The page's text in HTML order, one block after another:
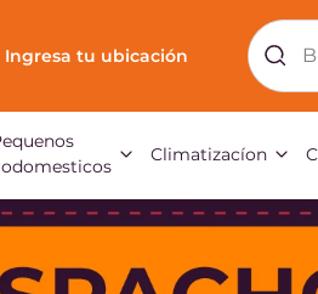
Ingresa tu ubicación
Buscar
Climatizacíon